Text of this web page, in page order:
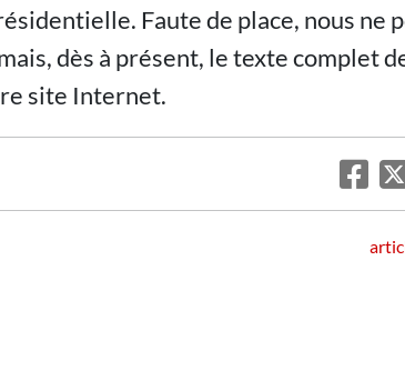
Faute de place, nous ne
dès à présent, le texte complet
site Internet.